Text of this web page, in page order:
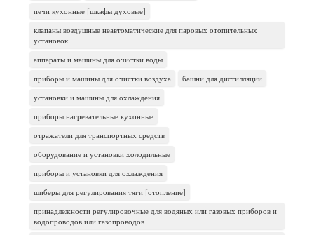
печи кухонные [шкафы духовые]
клапаны воздушные неавтоматические для паровых отопительных
установок
аппараты и машины для очистки воды
приборы и машины для очистки воздуха
башни для дистилляции
установки и машины для охлаждения
приборы нагревательные кухонные
отражатели для транспортных средств
оборудование и установки холодильные
приборы и установки для охлаждения
шиберы для регулирования тяги [отопление]
принадлежности регулировочные для водяных или газовых приборов и
водопроводов или газопроводов